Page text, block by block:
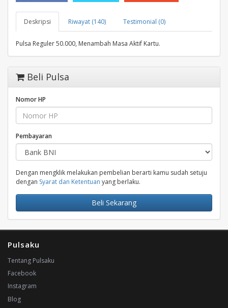
Deskripsi Riwayat (140) Testimonial (0)
Pulsa Reguler 50.000, Menambah Masa Aktif Kartu.
Beli Pulsa
Nomor HP
Pembayaran
Dengan mengklik melakukan pembelian berarti kamu sudah setuju
dengan Syarat dan Ketentuan yang berlaku.
Beli Sekarang
Pulsaku
Tentang Pulsaku
Facebook
Instagram
Blog